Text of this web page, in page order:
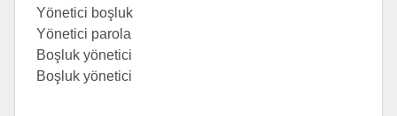
Yönetici boşluk
Yönetici parola
Boşluk yönetici
Boşluk yönetici